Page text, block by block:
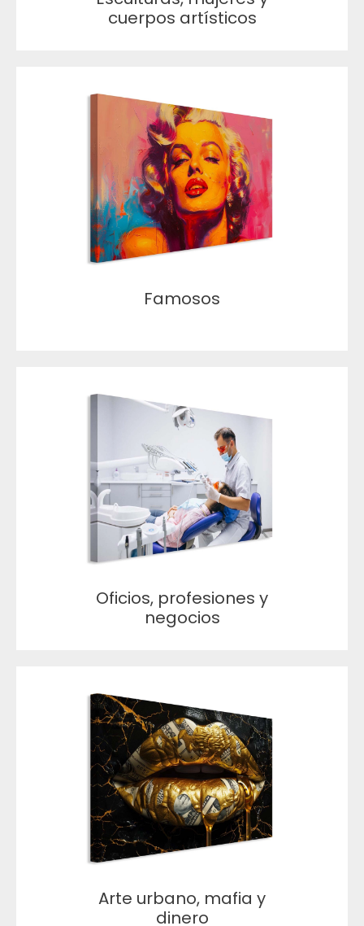
cuerpos artísticos
Famosos
Oficios, profesiones y
negocios
Arte urbano, mafia y
dinero